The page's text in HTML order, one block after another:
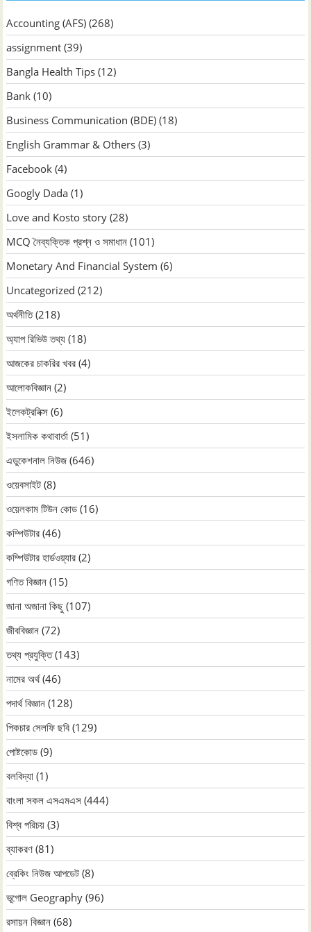
Accounting (AFS) (268)
assignment (39)
Bangla Health Tips (12)
Bank (10)
Business Communication (BDE) (18)
English Grammar & Others (3)
Facebook (4)
Googly Dada (1)
Love and Kosto story (28)
MCQ নৈব্যক্তিক প্রশ্ন ও সমাধান (101)
Monetary And Financial System (6)
Uncategorized (212)
অর্থনীতি(218)
অ্যাপ রিভিউ তথ্য (18)
আজকের চাকরির খবর (4)
আলোকবিজ্ঞান (2)
ইলেকট্রনিক্স (6)
ইসলামিক কথাবার্তা (51)
এডুকেশনাল নিউজ (646)
ওয়েবসাইট (8)
ওয়েলকাম টিউন কোড (16)
কম্পিউটার (46)
কম্পিউটার হার্ডওয়্যার (2)
গণিত বিজ্ঞান (15)
জানা অজানা কিছু (107)
জীববিজ্ঞান (72)
তথ্য প্রযুক্তি(143)
নামের অর্থ(46)
পদার্থ বিজ্ঞান (128)
পিকচার সেলফি ছবি (129)
পোষ্টকোড (9)
বলবিদ্যা (1)
বাংলা সকল এসএমএস (444)
বিশ্ব পরিচয় (3)
ব্যাকরণ (81)
ব্রেকিং নিউজ আপডেট (8)
ভূগোল Geography (96)
রসায়ন বিজ্ঞান (68)